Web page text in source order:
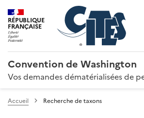
RÉPUBLIQUE
FRANÇAISE
Convention de Washington
Vos demandes dématérialisées de
Accueil Recherche de taxons